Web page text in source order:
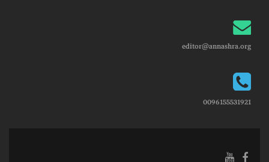
editor@annashra.org
0096155531921